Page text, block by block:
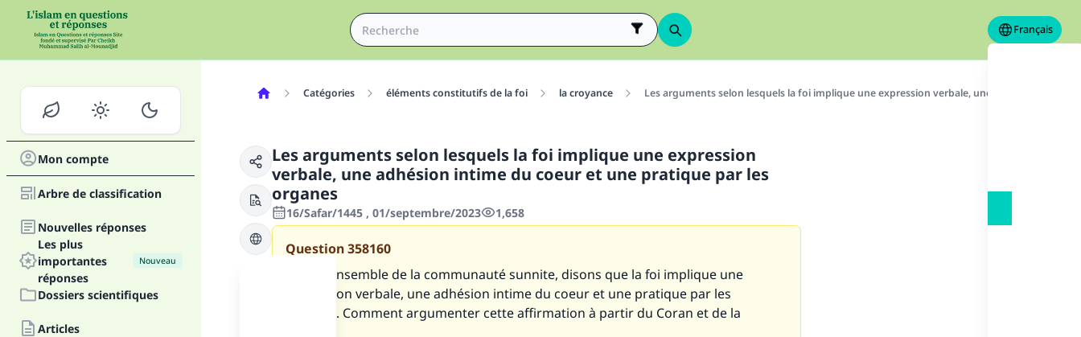
Français
Mon compte
Arbre de classification
Nouvelles réponses
Les plus
importantes
réponses
Nouveau
Dossiers scientifiques
Articles
Catégories éléments constitutifs de la foi la croyance Les arguments selon lesquels la foi implique une expression verbale, une adhésion intime
Les arguments selon lesquels la foi implique une expression
verbale, une adhésion intime du coeur et une pratique par les
organes
16/Safar/1445 , 01/septembre/2023 1,658
Question358160
Nous, l’ensemble de la communauté sunnite, disons que la foi implique une
expression verbale, une adhésion intime du coeur et une pratique par les
organes. Comment argumenter cette affirmation à partir du Coran et de la